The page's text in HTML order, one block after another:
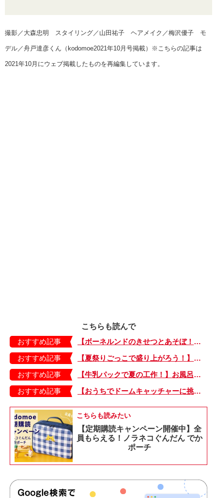
撮影／大森忠明 スタイリング／山田祐子 ヘアメイク／梅沢優子 モ
デル／舟戸達彦くん（kodomoe2021年10月号掲載）※こちらの記事は
2021年10月にウェブ掲載したものを再編集しています。
こちらも読んで
おすすめ記事
【ボーネルンドのきせつとあそぼ！】画用紙に、塗って、切って、貼って完成！ 夏を彩る元気なお花「カラフルサンフラワー」の作り方
おすすめ記事
【夏祭りごっこで盛り上がろう！】紙皿やストローでフォトプロップス風のおしゃれな「おめん」の作り方
おすすめ記事
【牛乳パックで夏の工作！】お風呂やおうちプールで水に浮かべてあそぼ！「牛乳パックのぷかぷかボート」
おすすめ記事
【おうちでドームキャッチャーに挑戦だ】アンパンマン わくわくドームキャッチャー
こちらも読みたい
【定期購読キャンペーン開催中】全
員もらえる！ノラネコぐんだん でか
ポーチ